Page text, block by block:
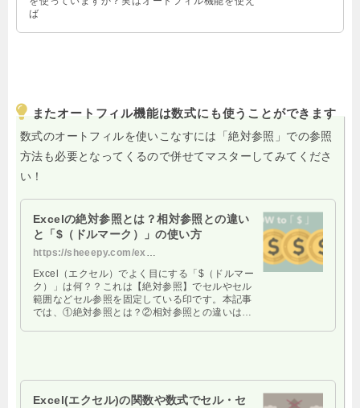
ば
またオートフィル機能は数式にも使うことができます
数式のオートフィルを使いこなすには「絶対参照」での参照
方法も必要となってくるので併せてマスターしてみてくださ
い！
Excelの絶対参照とは？相対参照との違い
と「$（ドルマーク）」の使い方
https://sheeepy.com/excel-zettaisanshou-toha
Excel（エクセル）でよく目にする「$（ドルマー
ク）」は何？？これは【絶対参照】でセルやセル
範囲などセル参照を固定している印です。本記事
では、①絶対参照とは？②相対参照との違いは
Excel(エクセル)の関数や数式でセル・セ